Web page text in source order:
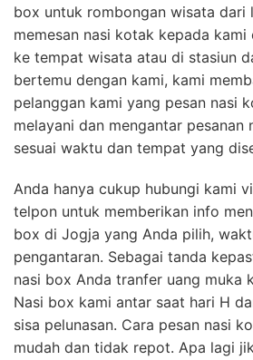
box untuk rombongan wisata dari
memesan nasi kotak kepada
ke tempat wisata atau di stasiun
bertemu dengan kami, kami
pelanggan kami yang pesan nasi
melayani dan mengantar pesanan
sesuai waktu dan tempat yang
Anda hanya cukup hubungi kami
telpon untuk memberikan info
box di Jogja yang Anda pilih,
pengantaran. Sebagai tanda
nasi box Anda tranfer uang muka
Nasi box kami antar saat hari H
sisa pelunasan. Cara pesan nasi
mudah dan tidak repot. Apa lagi